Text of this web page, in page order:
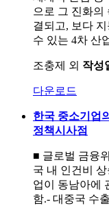
으로 그 진화의
결되고, 보다
수 있는 4차 산
조충제 외 작성
다운로드
한국 중소기업
정책시사점
■ 글로벌 금융
국 내 인건비
업이 동남아에
함.- 대중국 수